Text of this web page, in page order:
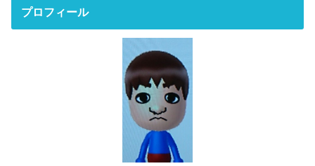
プロフィール